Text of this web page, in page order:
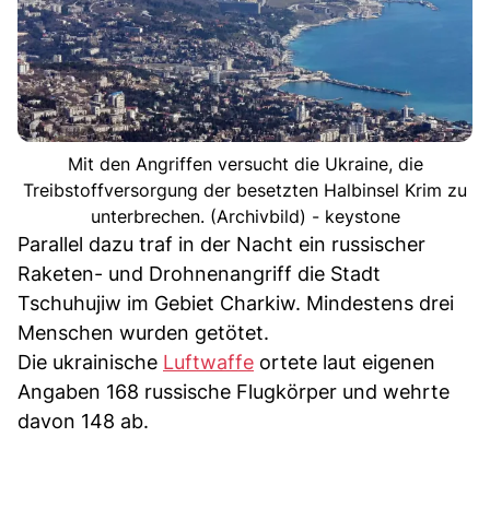
Mit den Angriffen versucht die Ukraine, die
Treibstoffversorgung der besetzten Halbinsel Krim zu
unterbrechen. (Archivbild) - keystone
Parallel dazu traf in der Nacht ein russischer
Raketen- und Drohnenangriff die Stadt
Tschuhujiw im Gebiet Charkiw. Mindestens drei
Menschen wurden getötet.
Die ukrainische Luftwaffe ortete laut eigenen
Angaben 168 russische Flugkörper und wehrte
davon 148 ab.